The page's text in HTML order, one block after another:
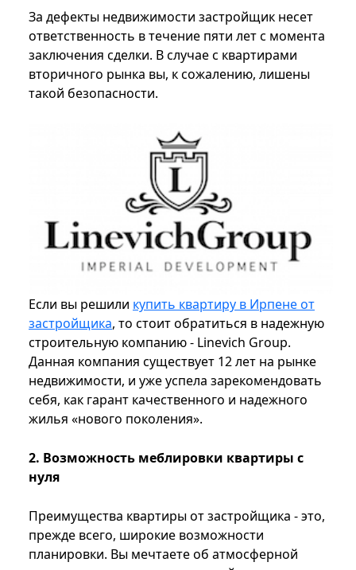
За дефекты недвижимости застройщик несет
ответственность в течение пяти лет с момента
заключения сделки. В случае с квартирами
вторичного рынка вы, к сожалению, лишены
такой безопасности.
Если вы решили купить квартиру в Ирпене от
застройщика, то стоит обратиться в надежную
строительную компанию - Linevich Group.
Данная компания существует 12 лет на рынке
недвижимости, и уже успела зарекомендовать
себя, как гарант качественного и надежного
жилья «нового поколения».
2. Возможность меблировки квартиры с
нуля
Преимущества квартиры от застройщика - это,
прежде всего, широкие возможности
планировки. Вы мечтаете об атмосферной